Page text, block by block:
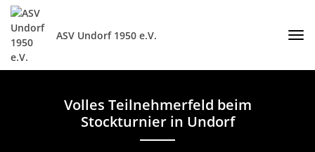
ASV Undorf 1950 e.V.
Volles Teilnehmerfeld beim
Stockturnier in Undorf